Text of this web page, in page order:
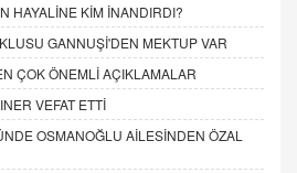
HAYALİNE KİM İNANDIRDI?
GANNUŞİ'DEN MEKTUP VAR
ÇOK ÖNEMLİ AÇIKLAMALAR
VEFAT ETTİ
OSMANOĞLU AİLESİNDEN ÖZAL